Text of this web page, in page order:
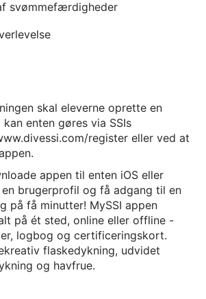
svømmefærdigheder
skal eleverne oprette en
enten gøres via SSIs
register eller ved at
appen til enten iOS eller
brugerprofil og få adgang til en
på få minutter! MySSI appen
på ét sted, online eller offline -
logbog og certificeringskort.
flaskedykning, udvidet
og havfrue.